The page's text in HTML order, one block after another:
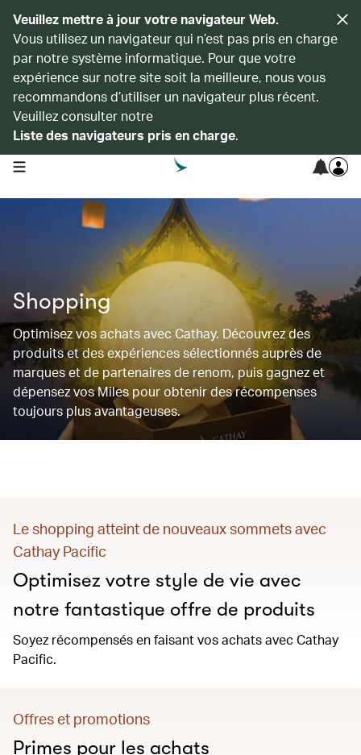
Veuillez mettre à jour votre navigateur Web.
Vous utilisez un navigateur qui n’est pas pris en charge
par notre système informatique. Pour que votre
expérience sur notre site soit la meilleure, nous vous
recommandons d’utiliser un navigateur plus récent.
Veuillez consulter notre
Liste des navigateurs pris en charge.
open navigation menu
Shopping
Optimisez vos achats avec Cathay. Découvrez des
produits et des expériences sélectionnés auprès de
marques et de partenaires de renom, puis gagnez et
dépensez vos Miles pour obtenir des récompenses
toujours plus avantageuses.
Le shopping atteint de nouveaux sommets avec
Cathay Pacific
Optimisez votre style de vie avec
notre fantastique offre de produits
Soyez récompensés en faisant vos achats avec Cathay
Pacific.
Offres et promotions
Primes pour les achats